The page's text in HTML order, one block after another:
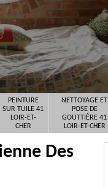
PEINTURE
SUR TUILE 41
LOIR-ET-
CHER
NETTOYAGE ET
POSE DE
GOUTTIÈRE 41
LOIR-ET-CHER
Des